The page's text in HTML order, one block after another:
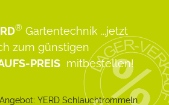
® Gartentechnik ...jetzt
zum günstigen
PREIS mitbestellen!